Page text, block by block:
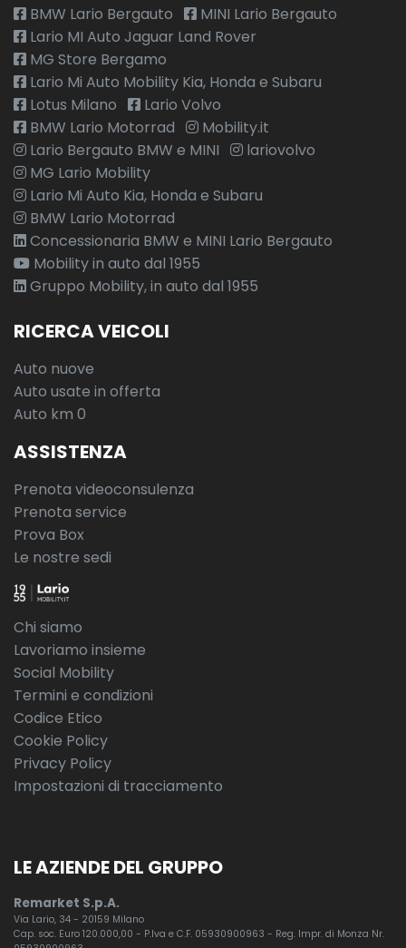
BMW Lario Bergauto
MINI Lario Bergauto
Lario MI Auto Jaguar Land Rover
MG Store Bergamo
Lario Mi Auto Mobility Kia, Honda e Subaru
Lotus Milano
Lario Volvo
BMW Lario Motorrad
Mobility.it
Lario Bergauto BMW e MINI
lariovolvo
MG Lario Mobility
Lario Mi Auto Kia, Honda e Subaru
BMW Lario Motorrad
Concessionaria BMW e MINI Lario Bergauto
Mobility in auto dal 1955
Gruppo Mobility, in auto dal 1955
RICERCA VEICOLI
Auto nuove
Auto usate in offerta
Auto km 0
ASSISTENZA
Prenota videoconsulenza
Prenota service
Prova Box
Le nostre sedi
Chi siamo
Lavoriamo insieme
Social Mobility
Termini e condizioni
Codice Etico
Cookie Policy
Privacy Policy
Impostazioni di tracciamento
LE AZIENDE DEL GRUPPO
Remarket S.p.A.
Via Lario, 34 - 20159 Milano
Cap. soc. Euro 120.000,00 - P.Iva e C.F. 05930900963 - Reg. Impr. di Monza Nr.